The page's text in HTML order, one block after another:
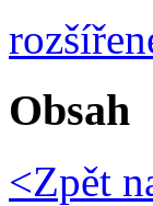
Obsah
<Zpět